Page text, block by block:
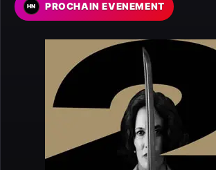
PROCHAIN EVENEMENT